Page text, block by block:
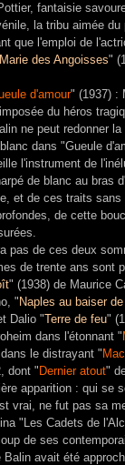
fantaisie
la tribu aimée
que l'emploi de
Marie des Angoisses"
d'amour" (1937) :
du héros
ne peut redonner
dans "Gueule
l'instrument de
de blanc au bras
et de ces traits
de cette
pas de ces deux
de trente ans sont
" (1938) de Maurice
" Naples au baiser
Dalio "Terre de feu"
dans l'étonnant "
le distrayant "
dont " Dernier atout"
apparition : qui se
vrai, ne fut pas sa
"Les Cadets de
de ses
avait été